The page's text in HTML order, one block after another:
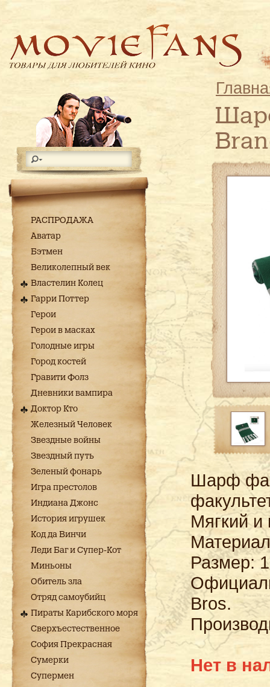
РАСПРОДАЖА
Аватар
Бэтмен
Великолепный век
Властелин Колец
Гарри Поттер
Герои
Герои в масках
Голодные игры
Город костей
Гравити Фолз
Дневники вампира
Доктор Кто
Железный Человек
Звездные войны
Звездный путь
Зеленый фонарь
Игра престолов
Индиана Джонс
История игрушек
Код да Винчи
Леди Баг и Супер-Кот
Миньоны
Обитель зла
Отряд самоубийц
Пираты Карибского моря
Сверхъестественное
София Прекрасная
Сумерки
Супермен
Шарф
Мягкий и
М
Размер:
Bros.
Нет в